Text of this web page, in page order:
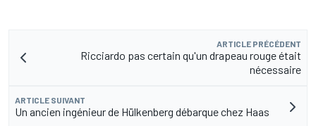
ARTICLE PRÉCÉDENT
Ricciardo pas certain qu'un drapeau rouge était
nécessaire
ARTICLE SUIVANT
Un ancien ingénieur de Hülkenberg débarque chez Haas